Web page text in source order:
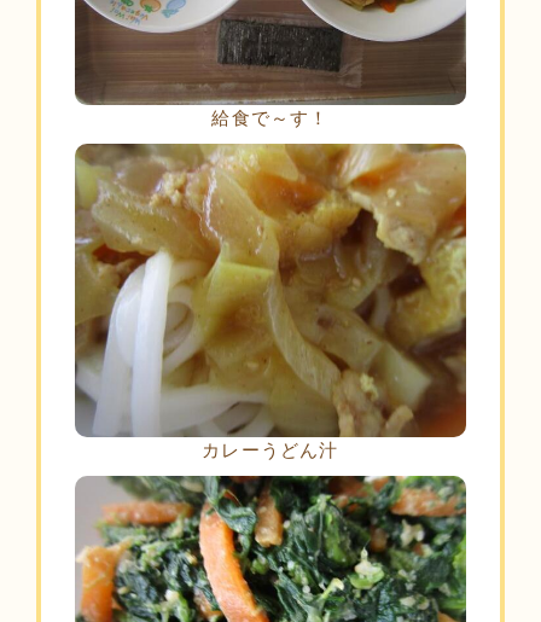
給食で～す！
カレーうどん汁